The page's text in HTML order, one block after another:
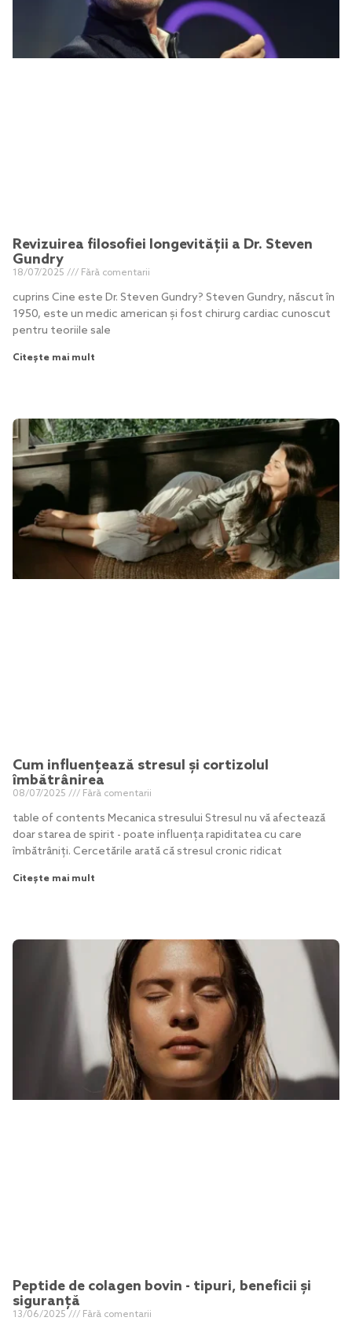
Revizuirea filosofiei longevității a Dr. Steven
Gundry
18/07/2025 Fără comentarii
cuprins Cine este Dr. Steven Gundry? Steven Gundry, născut în
1950, este un medic american și fost chirurg cardiac cunoscut
pentru teoriile sale
Citește mai mult
Cum influențează stresul și cortizolul
îmbătrânirea
08/07/2025 Fără comentarii
table of contents Mecanica stresului Stresul nu vă afectează
doar starea de spirit - poate influența rapiditatea cu care
îmbătrâniți. Cercetările arată că stresul cronic ridicat
Citește mai mult
Peptide de colagen bovin - tipuri, beneficii și
siguranță
13/06/2025 Fără comentarii